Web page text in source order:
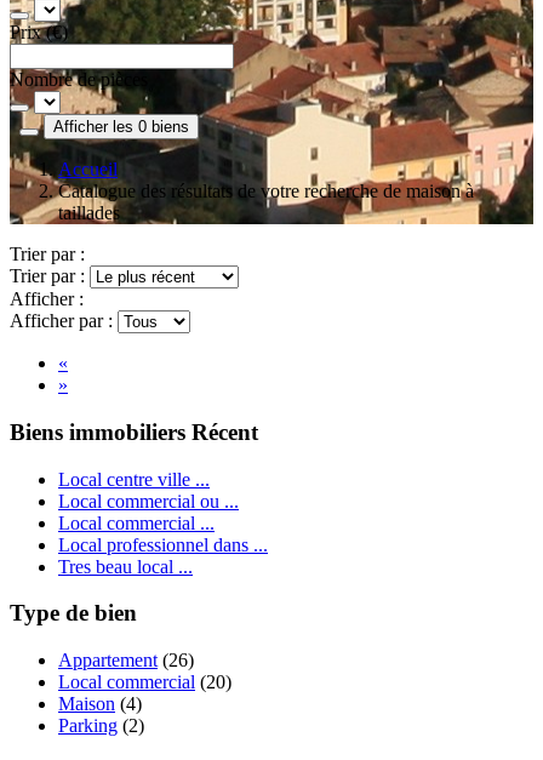
Prix (€)
Nombre de pièces
Afficher les 0 biens
Accueil
Catalogue des résultats de votre recherche de maison à
taillades
Trier par :
Trier par :
Afficher :
Afficher par :
«
»
Biens immobiliers Récent
Local centre ville ...
Local commercial ou ...
Local commercial ...
Local professionnel dans ...
Tres beau local ...
Type de bien
Appartement (26)
Local commercial (20)
Maison (4)
Parking (2)